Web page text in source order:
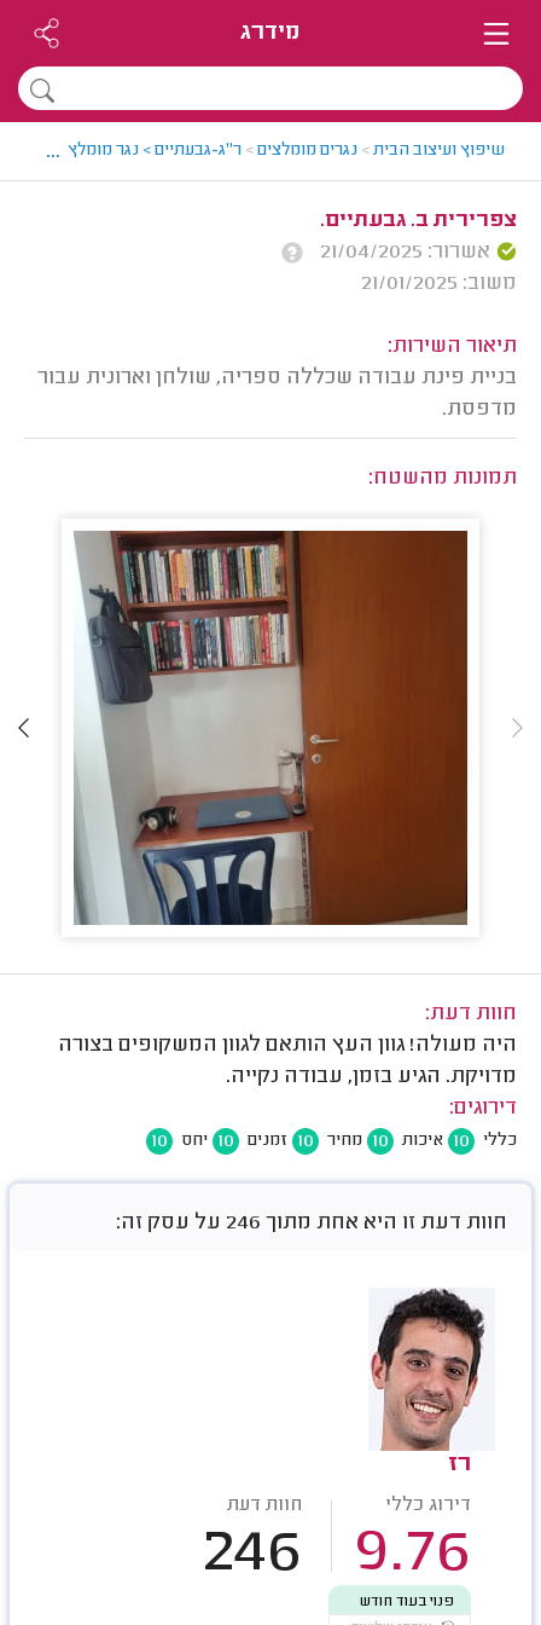
מידרג
שיפוץ ועיצוב הבית> נגרים מומלצים> ר"ג-גבעתיים > נגר מומלץ - רז
...
צפרירית ב. גבעתיים.
אשרור: 21/04/2025
משוב: 21/01/2025
תיאור השירות:
בניית פינת עבודה שכללה ספריה, שולחן וארונית עבור
מדפסת.
תמונות מהשטח:
חוות דעת:
היה מעולה! גוון העץ הותאם לגוון המשקופים בצורה
מדויקת. הגיע בזמן, עבודה נקייה.
דירוגים:
כללי 10 איכות 10 מחיר 10 זמנים 10 יחס 10
חוות דעת זו היא אחת מתוך 246 על עסק זה:
רז
דירוג כללי
9.76
חוות דעת
246
פנוי בעוד חודש